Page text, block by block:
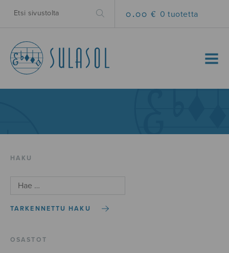
0.00 € 0 tuotetta
MENU
HAKU
TARKENNETTU HAKU
OSASTOT